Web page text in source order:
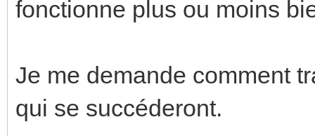
fonctionne plus ou moins
Je me demande comment
qui se succéderont.